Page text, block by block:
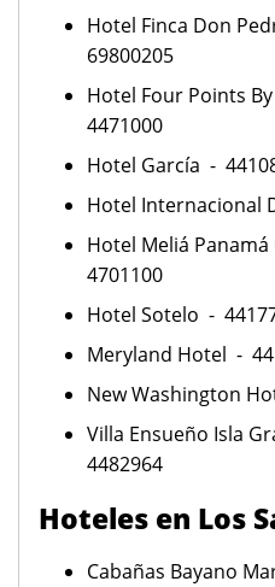
Hotel Finca Don
69800205
Hotel Four Points
4471000
Hotel García -
Hotel Internacional
Hotel Meliá
4701100
Hotel Sotelo -
Meryland Hotel -
New Washington
Villa Ensueño Isla
4482964
Hoteles en Los
Cabañas Bayano